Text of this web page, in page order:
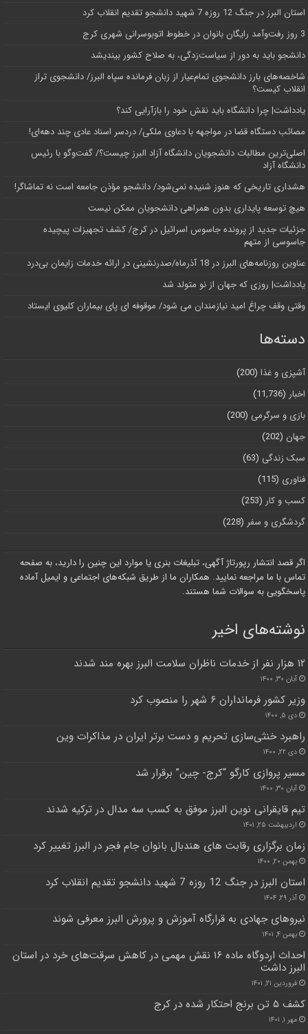
استان البرز در جنگ 12 روزه 7 شهید دانشجو تقدیم انقلاب کرد
3 روز رفت‌وآمد رایگان بانوان در خطوط اتوبوسرانی شهری کرج
دانشجو باید به دور از سیاست‌زدگی، به صلاح کشور بیندیشد
شاخصه‌های بارز دانشجوی تمام‌عیار از زبان فرمانده سپاه البرز/ دانشجوی تراز
انقلاب کیست؟
یادداشت| چرا دانشگاه باید نقش خود را بازآرایی کند؟
مصائب دستگاه قضا در مواجهه با دعاوی ملکی/ دردسر اسناد عادی چند‌ دهه‌ای!
اصلی‌ترین مطالبات دانشجویان دانشگاه آزاد البرز چیست؟/ گفت‌وگو با رئیس
دانشگاه آز‌اد
هشداری تاریخی که هنوز شنیده نمی‌شود/ دانشجو مؤذن جامعه است نه تماشاگر!
هیچ توسعه پایداری بدون همراهی دانشجویان ممکن نیست
جزئیات جدید از پرونده جاسوس اسرائیل در کرج/‌ کشف تجهیزات پیچیده
جاسوسی از متهم
عناوین روزنامه‌های البرز در ‌18 آذرماه/صدرنشینی در ارائه خدمات زایمان بی‌درد
یادداشت| روزی که جهان از نو متولد شد
وقتی وقف چراغ امید نیازمندان می شود/ موقوفه ای پای بیماران کلیوی ایستاد
دسته‌ها
آشپزی و غذا (200)
اخبار (11,736)
بازی و سرگرمی (200)
جهان (202)
سبک زندگی (63)
فناوری (115)
کسب و کار (253)
گردشگری و سفر (228)
اگر قصد انتشار رپورتاژ آگهی، تبلیغات بنری یا موارد این چنین را دارید، به صفحه
تماس با ما مراجعه نمایید. همکاران ما از طریق شبکه‌های اجتماعی و ایمیل آماده
پاسخگویی به سوالات شما هستند.
نوشته‌های اخیر
۱۲ هزار نفر از خدمات ناظران سلامت البرز بهره مند شدند
آبان ۳۰, ۱۴۰۰
وزیر کشور فرمانداران ۶ شهر را منصوب کرد
دی ۵, ۱۴۰۰
راهبرد خنثی‌سازی تحریم‌ و دست برتر ایران در مذاکرات وین
دی ۲۲, ۱۴۰۰
مسیر پروازی کارگو “کرج- چین” برقرار شد
آبان ۳۰, ۱۴۰۰
تیم قایقرانی نوین البرز موفق به کسب سه مدال در ترکیه شدند
اردیبهشت ۲۵, ۱۴۰۱
زمان برگزاری رقابت های هندبال بانوان جام فجر در البرز تغییر کرد
بهمن ۲۰, ۱۴۰۰
استان البرز در جنگ 12 روزه 7 شهید دانشجو تقدیم انقلاب کرد
آذر ۲۹, ۱۴۰۴
نیروهای جهادی به قرارگاه آموزش و پرورش البرز معرفی شوند
بهمن ۴, ۱۴۰۱
احداث اردوگاه ماده ۱۶ نقش مهمی در کاهش سرقت‌های خرد در استان
البرز داشت
فروردین ۲۱, ۱۴۰۱
کشف ۵ تن برنج احتکار شده در کرج
مهر ۱, ۱۴۰۱